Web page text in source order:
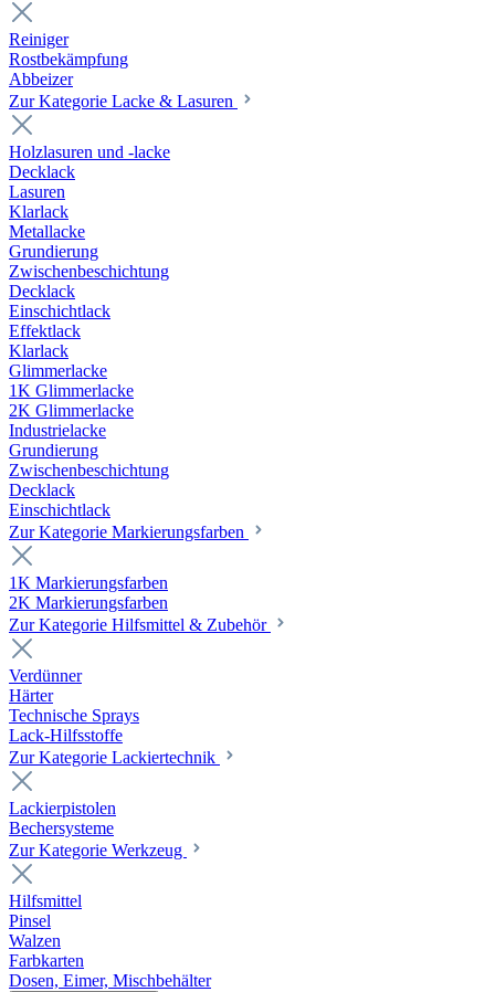
Reiniger
Rostbekämpfung
Abbeizer
Zur Kategorie Lacke & Lasuren
Holzlasuren und -lacke
Decklack
Lasuren
Klarlack
Metallacke
Grundierung
Zwischenbeschichtung
Decklack
Einschichtlack
Effektlack
Klarlack
Glimmerlacke
1K Glimmerlacke
2K Glimmerlacke
Industrielacke
Grundierung
Zwischenbeschichtung
Decklack
Einschichtlack
Zur Kategorie Markierungsfarben
1K Markierungsfarben
2K Markierungsfarben
Zur Kategorie Hilfsmittel & Zubehör
Verdünner
Härter
Technische Sprays
Lack-Hilfsstoffe
Zur Kategorie Lackiertechnik
Lackierpistolen
Bechersysteme
Zur Kategorie Werkzeug
Hilfsmittel
Pinsel
Walzen
Farbkarten
Dosen, Eimer, Mischbehälter